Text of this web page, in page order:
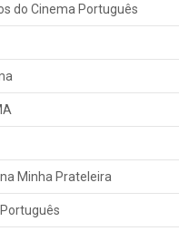
do Cinema Português
Minha Prateleira